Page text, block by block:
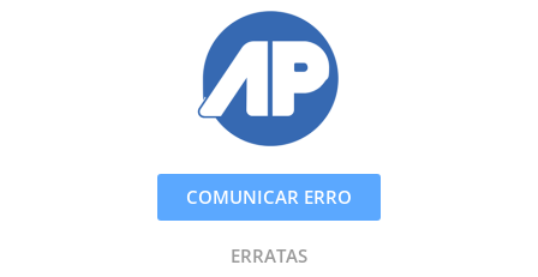
COMUNICAR ERRO
ERRATAS